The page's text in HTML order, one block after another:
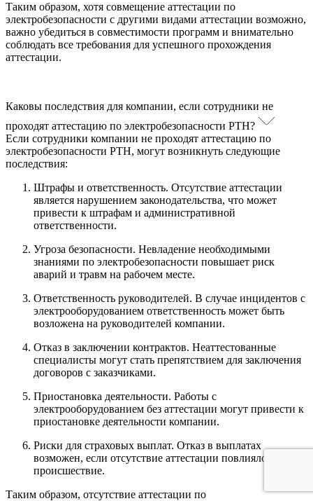
Таким образом, хотя совмещение аттестации по
электробезопасности с другими видами аттестации возможно,
важно убедиться в совместимости программ и внимательно
соблюдать все требования для успешного прохождения
аттестации.
Каковы последствия для компании, если сотрудники не
проходят аттестацию по электробезопасности РТН?
Если сотрудники компании не проходят аттестацию по
электробезопасности РТН, могут возникнуть следующие
последствия:
Штрафы и ответственность. Отсутствие аттестации
является нарушением законодательства, что может
привести к штрафам и административной
ответственности.
Угроза безопасности. Невладение необходимыми
знаниями по электробезопасности повышает риск
аварий и травм на рабочем месте.
Ответственность руководителей. В случае инцидентов с
электрооборудованием ответственность может быть
возложена на руководителей компании.
Отказ в заключении контрактов. Неаттестованные
специалисты могут стать препятствием для заключения
договоров с заказчиками.
Приостановка деятельности. Работы с
электрооборудованием без аттестации могут привести к
приостановке деятельности компании.
Риски для страховых выплат. Отказ в выплатах
возможен, если отсутствие аттестации повлияло на
происшествие.
Таким образом, отсутствие аттестации по